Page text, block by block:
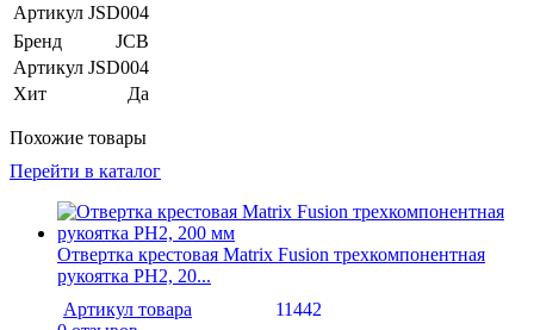
Артикул JSD004
Бренд
JCB
Артикул JSD004
Хит
Да
Похожие товары
Перейти в каталог
Отвертка крестовая Matrix Fusion трехкомпонентная
рукоятка PH2, 20...
Артикул товара
11442